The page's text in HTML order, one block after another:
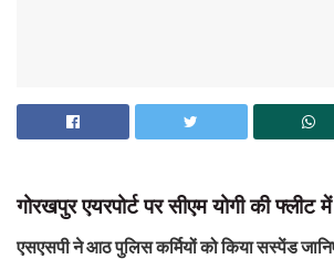
गोरखपुर एयरपोर्ट पर सीएम योगी की फ्लीट
एसएसपी ने आठ पुलिस कर्मियों को किया सस्पेंड